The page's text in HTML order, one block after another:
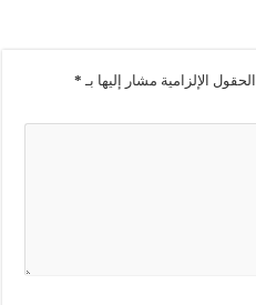
الحقول الإلزامية مشار إليها بـ *